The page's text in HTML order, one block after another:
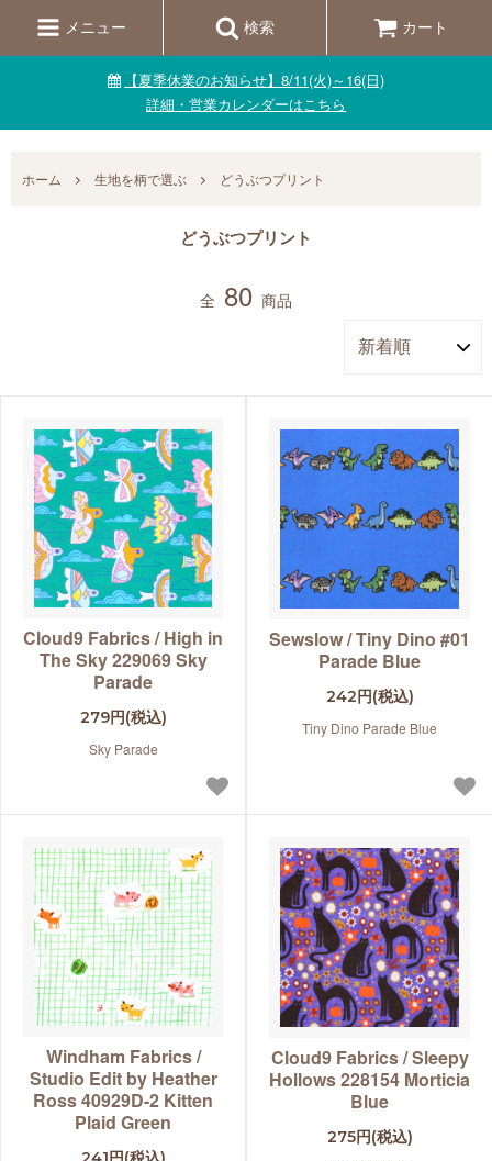
メニュー 検索 カート
【夏季休業のお知らせ】8/11(火)～16(日)
詳細・営業カレンダーはこちら
ホーム 生地を柄で選ぶ どうぶつプリント
どうぶつプリント
全 80 商品
Cloud9 Fabrics / High in
The Sky 229069 Sky
Parade
279円(税込)
Sky Parade
Sewslow / Tiny Dino #01
Parade Blue
242円(税込)
Tiny Dino Parade Blue
Windham Fabrics /
Studio Edit by Heather
Ross 40929D-2 Kitten
Plaid Green
Cloud9 Fabrics / Sleepy
Hollows 228154 Morticia
Blue
275円(税込)